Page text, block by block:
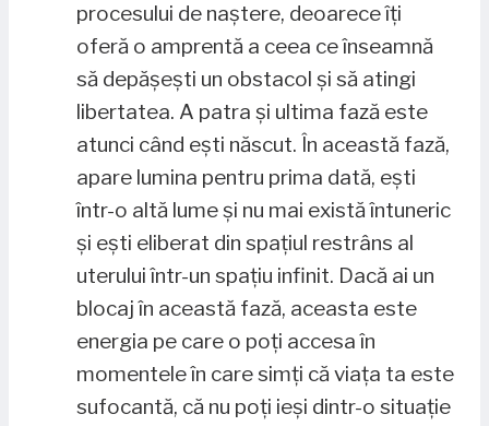
procesului de naștere, deoarece îți
oferă o amprentă a ceea ce înseamnă
să depășești un obstacol și să atingi
libertatea. A patra și ultima fază este
atunci când ești născut. În această fază,
apare lumina pentru prima dată, ești
într-o altă lume și nu mai există întuneric
și ești eliberat din spațiul restrâns al
uterului într-un spațiu infinit. Dacă ai un
blocaj în această fază, aceasta este
energia pe care o poți accesa în
momentele în care simți că viața ta este
sufocantă, că nu poți ieși dintr-o situație